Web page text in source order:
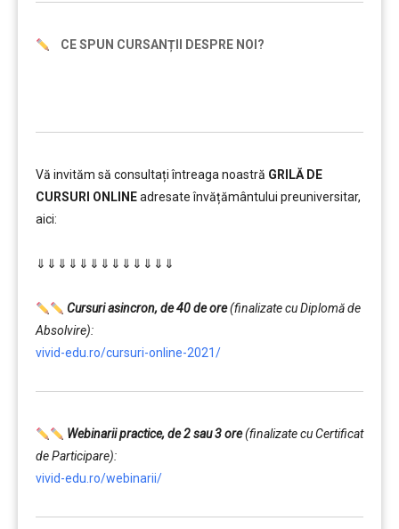
CE SPUN CURSANȚII DESPRE NOI?
Vă invităm să consultați întreaga noastră GRILĂ DE
CURSURI ONLINEadresate învățământului preuniversitar,
aici:
⇓⇓⇓⇓⇓⇓⇓⇓⇓⇓⇓⇓⇓
Cursuri asincron, de 40 de ore(finalizate cu Diplomă de
Absolvire):
vivid-edu.ro/cursuri-online-2021/
Webinarii practice, de 2 sau 3 ore(finalizate cu Certificat
de Participare):
vivid-edu.ro/webinarii/